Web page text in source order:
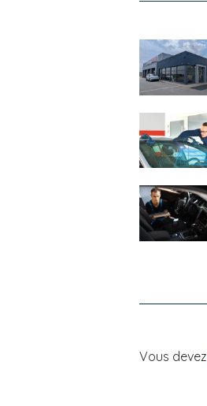
Vous devez